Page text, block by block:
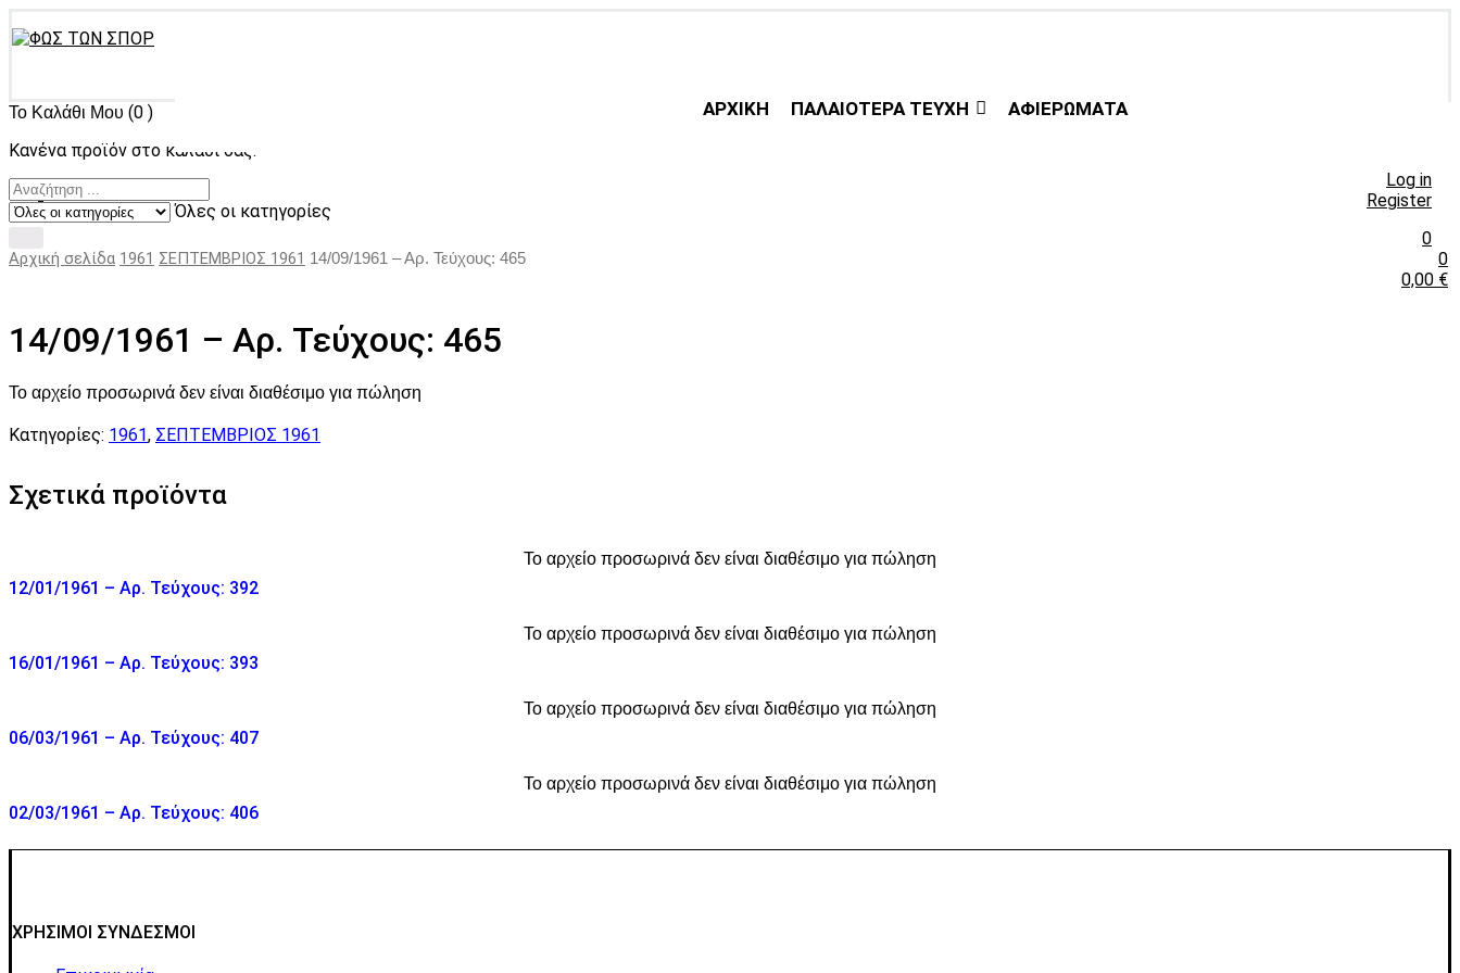
ΑΡΧΙΚΗ ΠΑΛΑΙΟΤΕΡΑ ΤΕΥΧΗ ΑΦΙΕΡΩΜΑΤΑ
Log in
Register
0
0
0,00 €
Το Καλάθι Μου (0 )
Κανένα προϊόν στο καλάθι σας.
Όλες οι κατηγορίες
Αρχική σελίδα 1961 ΣΕΠΤΕΜΒΡΙΟΣ 1961 14/09/1961 – Αρ. Τεύχους: 465
14/09/1961 – Αρ. Τεύχους: 465
Το αρχείο προσωρινά δεν είναι διαθέσιμο για πώληση
Κατηγορίες: 1961, ΣΕΠΤΕΜΒΡΙΟΣ 1961
Σχετικά προϊόντα
Το αρχείο προσωρινά δεν είναι διαθέσιμο για πώληση
12/01/1961 – Αρ. Τεύχους: 392
Το αρχείο προσωρινά δεν είναι διαθέσιμο για πώληση
16/01/1961 – Αρ. Τεύχους: 393
Το αρχείο προσωρινά δεν είναι διαθέσιμο για πώληση
06/03/1961 – Αρ. Τεύχους: 407
Το αρχείο προσωρινά δεν είναι διαθέσιμο για πώληση
02/03/1961 – Αρ. Τεύχους: 406
ΧΡΗΣΙΜΟΙ ΣΥΝΔΕΣΜΟΙ